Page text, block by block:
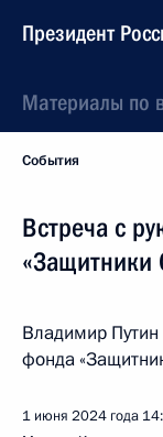
Президент
Материалы по
События
Встреча с
«Защитники
Владимир Путин
фонда
1 июня 2024 года